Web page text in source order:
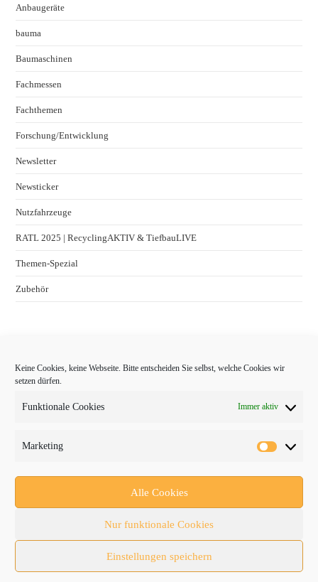
Keine Cookies, keine Webseite. Bitte entscheiden Sie selbst, welche Cookies wir
setzen dürfen.
Funktionale Cookies Immer aktiv
Marketing
Alle Cookies
Nur funktionale Cookies
Einstellungen speichern
Anbaugeräte
bauma
Baumaschinen
Fachmessen
Fachthemen
Forschung/Entwicklung
Newsletter
Newsticker
Nutzfahrzeuge
RATL 2025 | RecyclingAKTIV & TiefbauLIVE
Themen-Spezial
Zubehör
© 2026HAUSER VERLAG|PROTRADER